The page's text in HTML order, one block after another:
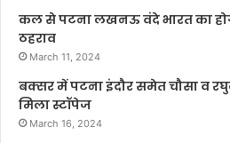
कल से पटना लखनऊ वंदे भारत का
ठहराव
March 11, 2024
बक्सर में पटना इंदौर समेत चौसा व
मिला स्टॉपेज
March 16, 2024